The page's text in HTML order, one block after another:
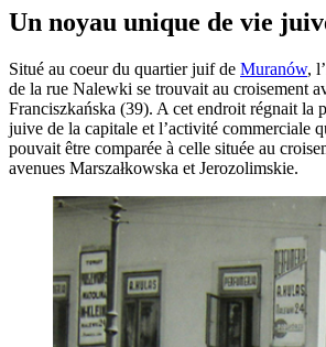
Un noyau unique de vie
Situé au coeur du quartier juif de Muranów,
de la rue Nalewki se trouvait au croisement
Franciszkańska (39). A cet endroit régnait la
juive de la capitale et l’activité commerciale
pouvait être comparée à celle située au
avenues Marszałkowska et Jerozolimskie.